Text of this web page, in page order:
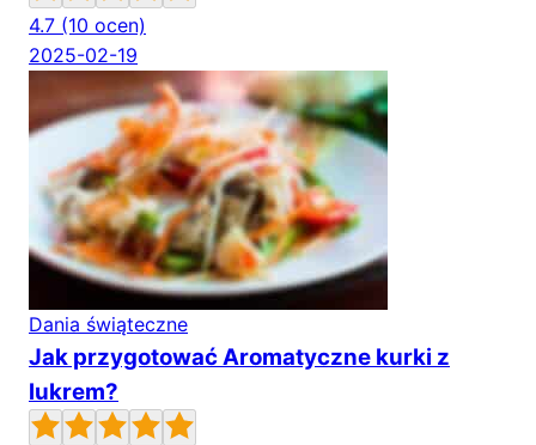
4.7 (10 ocen)
2025-02-19
Dania świąteczne
Jak przygotować Aromatyczne kurki z
lukrem?